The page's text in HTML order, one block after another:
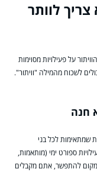
לוותר
על פעילויות מסוימות
לשכוח מהמילה "וויתור".
חנה
שמתאימות לכל בני
ספורט ימי (מותאמות,
להתפשר, אתם מקבלים